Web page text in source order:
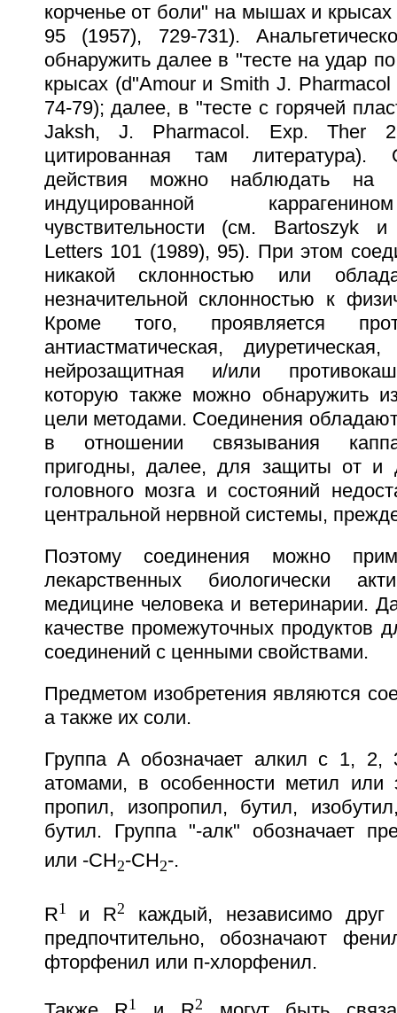
корченье от боли" на мышах и
95 (1957), 729-731).
обнаружить далее в "тесте на удар
крысах (d"Amour и Smith J.
74-79); далее, в "тесте с горячей
Jaksh, J. Pharmacol. Exp. Ther
цитированная там литература).
действия можно наблюдать на
индуцированной
чувствительности (см. Bartoszyk
Letters 101 (1989), 95). При этом
никакой склонностью или
незначительной склонностью к
Кроме того, проявляется
антиастматическая, диуретическая,
нейрозащитная и/или
которую также можно обнаружить
цели методами. Соединения
в отношении связывания
пригодны, далее, для защиты от и
головного мозга и состояний
центральной нервной системы,
Поэтому соединения можно
лекарственных биологически
медицине человека и ветеринарии.
качестве промежуточных продуктов
соединений с ценными свойствами.
Предметом изобретения являются
а также их соли.
Группа A обозначает алкил с 1,
атомами, в особенности метил или
пропил, изопропил, бутил,
бутил. Группа "-алк" обозначает
или -CH2-CH2-.
R1 и R2
каждый, независимо друг
предпочтительно, обозначают
фторфенил или п-хлорфенил.
1 2